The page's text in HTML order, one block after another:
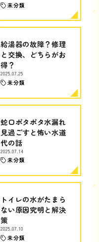
未分類
給湯器の故障？修理
と交換、どちらがお
得？
2025.07.25
未分類
蛇口ポタポタ水漏れ
見過ごすと怖い水道
代の話
2025.07.14
未分類
トイレの水がたまら
ない原因究明と解決
策
2025.07.10
未分類